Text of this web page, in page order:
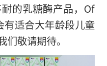
的乳糖酶产品，Of
适合大年龄段儿童
敬请期待。